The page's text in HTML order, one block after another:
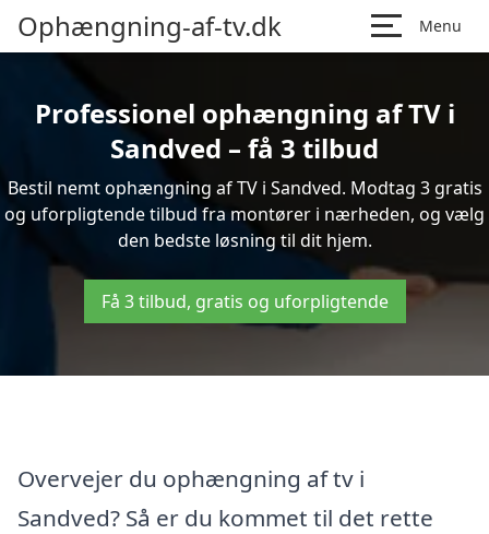
Ophængning-af-tv.dk Menu
Professionel ophængning af TV i
Sandved – få 3 tilbud
Bestil nemt ophængning af TV i Sandved. Modtag 3 gratis
og uforpligtende tilbud fra montører i nærheden, og vælg
den bedste løsning til dit hjem.
Få 3 tilbud, gratis og uforpligtende
Overvejer du ophængning af tv i
Sandved? Så er du kommet til det rette